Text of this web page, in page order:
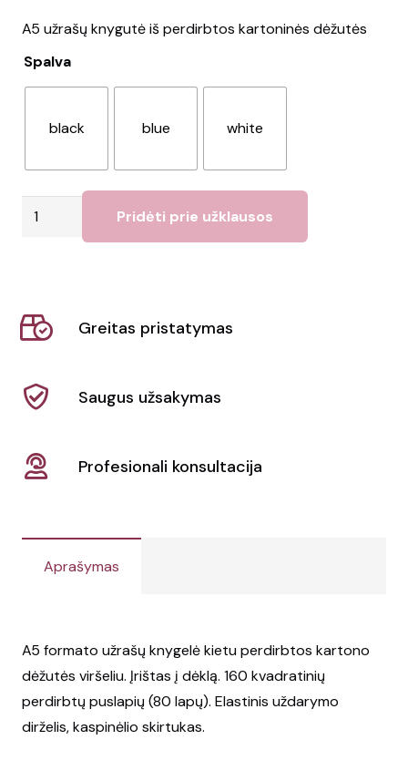
A5 užrašų knygutė iš perdirbtos kartoninės dėžutės
Spalva
black blue white
produkto
EVERWRITE
Pridėti prie užklausos
Greitas pristatymas
Saugus užsakymas
Profesionali konsultacija
Aprašymas
A5 formato užrašų knygelė kietu perdirbtos kartono
dėžutės viršeliu. Įrištas į dėklą. 160 kvadratinių
perdirbtų puslapių (80 lapų). Elastinis uždarymo
dirželis, kaspinėlio skirtukas.